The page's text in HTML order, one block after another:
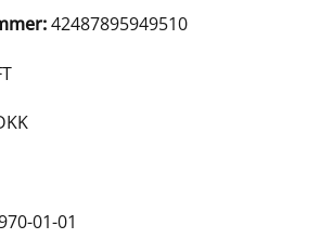
42487895949510
01-01